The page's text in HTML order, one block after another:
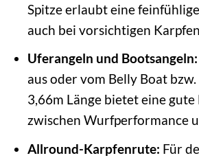
Spitze erlaubt eine
auch bei vorsichtigen
Uferangeln und Bootsangeln:
aus oder vom Belly Boat
3,66m Länge bietet eine gute
zwischen Wurfperformance
Allround-Karpfenrute: Für